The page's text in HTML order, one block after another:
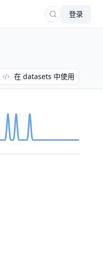
登录
在 datasets 中使用